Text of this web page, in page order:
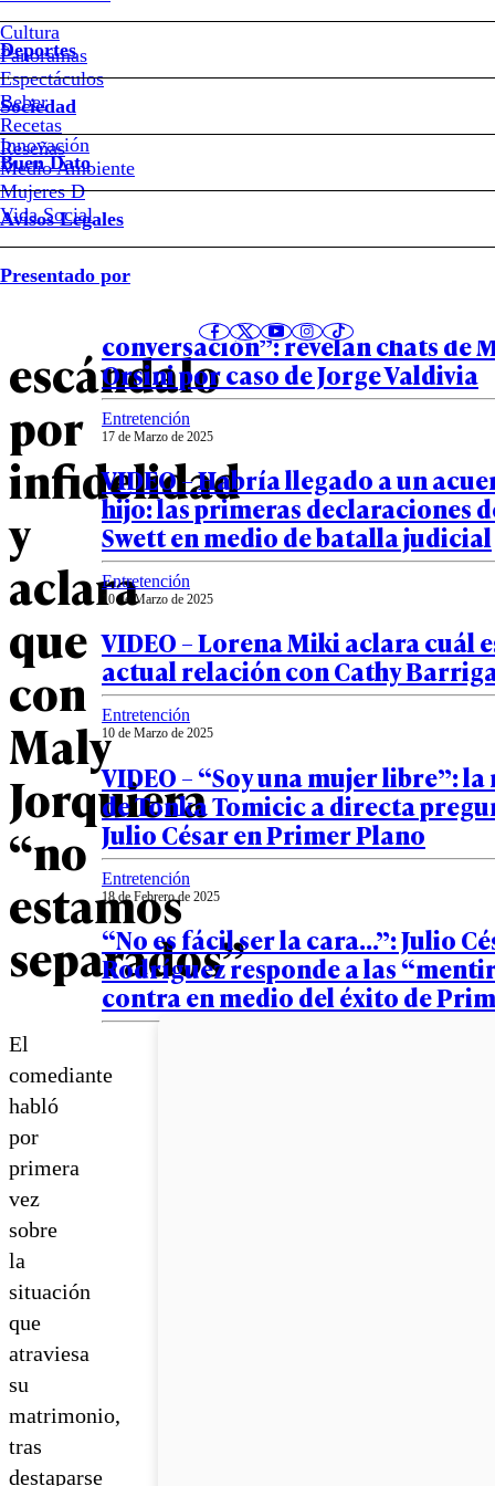
Cultura
Panoramas
Espectáculos
Beber
Recetas
Reseñas
Deportes
Sociedad
Innovación
Medio Ambiente
Mujeres D
Vida Social
Buen Dato
Avisos Legales
Presentado por
VIDEO
–
Sergio
Freire
reaparece
escándalo
por
infidelidad
y
aclara
que
con
Maly
Jorquiera
“no
estamos
separados”
El
comediante
habló
por
primera
vez
sobre
la
situación
que
atraviesa
su
matrimonio,
tras
destaparse
Notas relacionadas
31 de Marzo de 2025
VIDEO – “Nadie va a saber de esta
conversación”: revelan chats de
Orsini por caso de Jorge Valdivia
Entretención
17 de Marzo de 2025
VIDEO – Habría llegado a un
hijo: las primeras declaraciones
Swett en medio de batalla judicial
Entretención
10 de Marzo de 2025
VIDEO – Lorena Miki aclara cuál
actual relación con Cathy
Entretención
10 de Marzo de 2025
VIDEO – “Soy una mujer libre”:
de Tonka Tomicic a directa
Julio César en Primer Plano
Entretención
18 de Febrero de 2025
“No es fácil ser la cara…”: Julio
Rodríguez responde a las
contra en medio del éxito de